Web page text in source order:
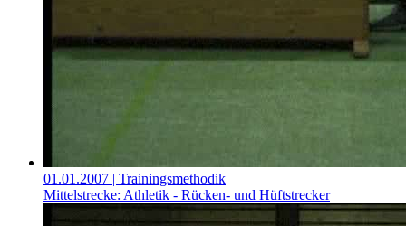
01.01.2007 | Trainingsmethodik
Mittelstrecke: Athletik - Rücken- und Hüftstrecker